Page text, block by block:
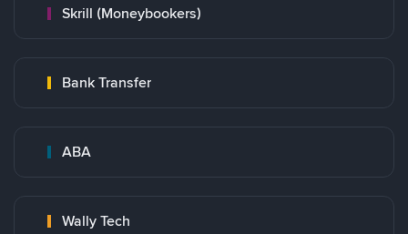
Skrill (Moneybookers)
Bank Transfer
ABA
Wally Tech